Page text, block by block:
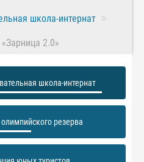
школа-интернат
2.0»
школа-интернат
резерва